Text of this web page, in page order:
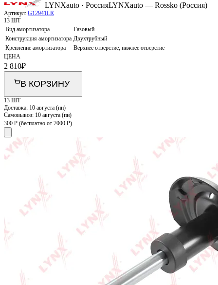
LYNXauto · РоссияLYNXauto — Rossko (Россия)
Артикул: G12941LR
13 ШТ
Вид амортизатора
Газовый
Конструкция амортизатора Двухтрубный
Крепление амортизатора
Верхнее отверстие, нижнее отверстие
ЦЕНА
2 810₽
В КОРЗИНУ
13 ШТ
Доставка: 10 августа (пн)
Самовывоз: 10 августа (пн)
300 ₽ (бесплатно от 7000 ₽)